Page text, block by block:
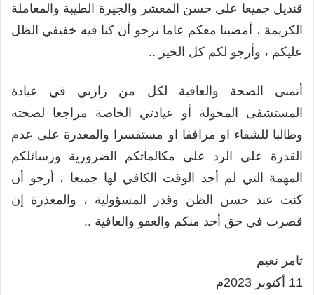
قنديل جميعا على حسن المعشر والجيرة الطيبة والمعاملة
الكريمة ، أمضينا معكم عاما نرجو أن كنا فيه خفيفي الظل
عليكم ، وأرجو لكم كل الخير ..
أتمنى الصحة والعافية لكل من زارني في عيادة
المستشفى المحولة أو عيادتي الخاصة مراجعا لصحته
وطالبا للشفاء او مرافقا او مستفسرا والمعذرة على عدم
القدرة على الرد على مكالماتكم الضرورية ورسائلكم
المهمة التي لم أجد الوقت الكافي لها جميعا ، أرجو أن
كنت عند حسن الظن وقدر المسؤولية ، والمعذرة إن
قصرت في حق أحد منكم والعفو والعافية ..
ثامر نعيم
11 أكتوبر 2023م